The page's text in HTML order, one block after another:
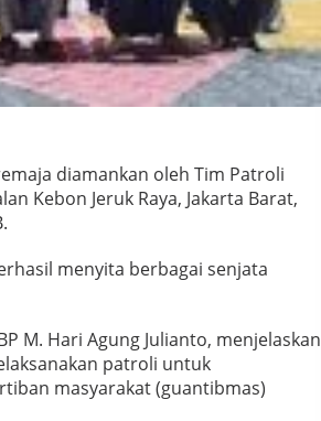
diamankan oleh Tim Patroli
Kebon Jeruk Raya, Jakarta Barat,
menyita berbagai senjata
M. Hari Agung Julianto, menjelaskan
patroli untuk
masyarakat (guantibmas)